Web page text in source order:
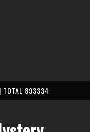
TOTAL 893334